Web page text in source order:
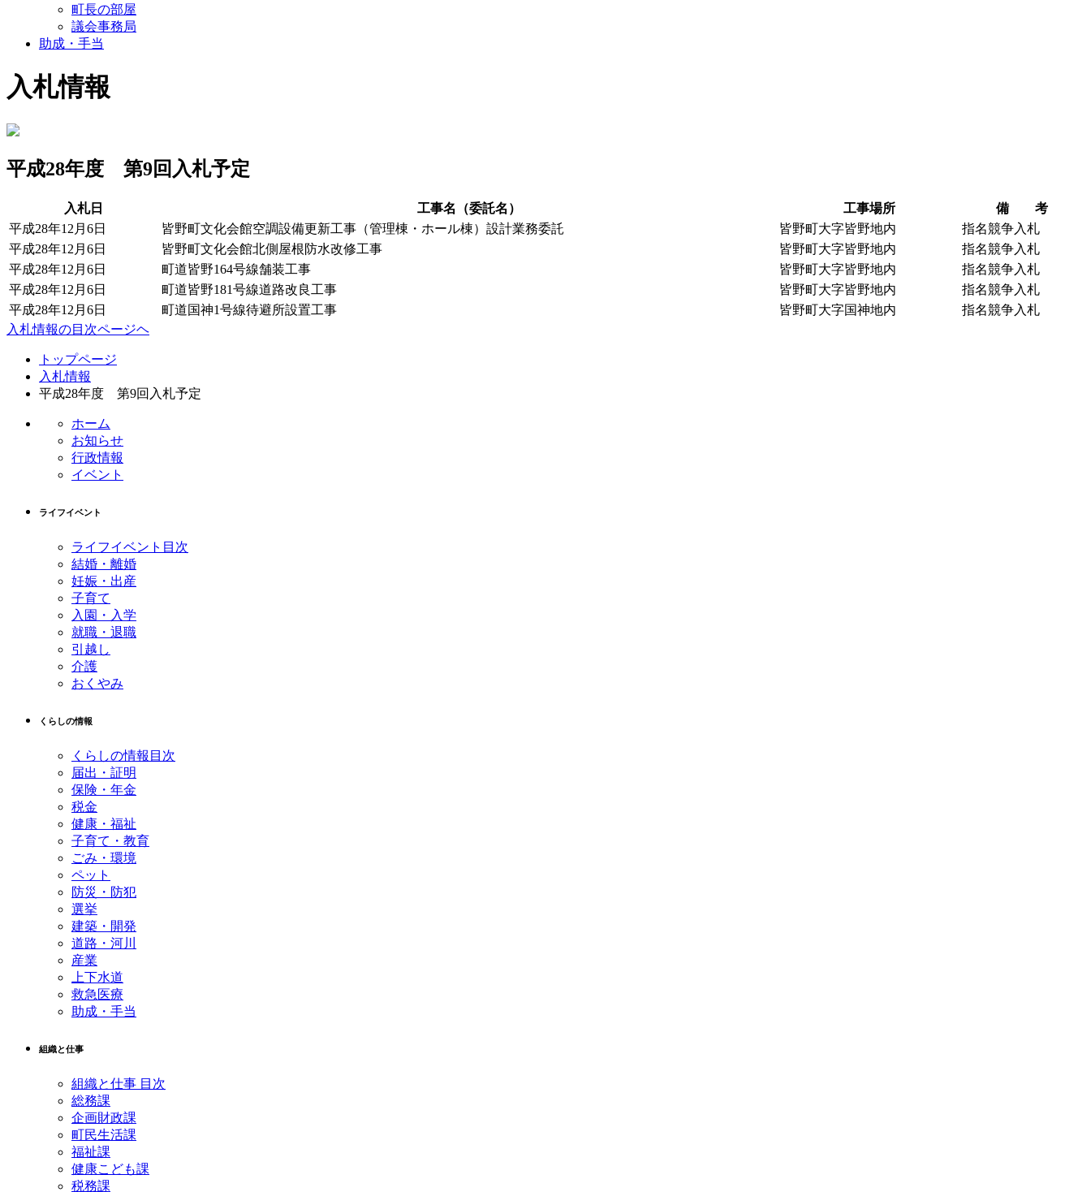
町長の部屋
議会事務局
助成・手当
入札情報
平成28年度 第9回入札予定
入札日 工事名（委託名） 工事場所
備 考
平成28年12月6日
皆野町文化会館空調設備更新工事（管理棟・ホール棟）設計業務委託 皆野町大字皆野地内
指名競争入札
平成28年12月6日
皆野町文化会館北側屋根防水改修工事 皆野町大字皆野地内
指名競争入札
平成28年12月6日
町道皆野164号線舗装工事 皆野町大字皆野地内
指名競争入札
平成28年12月6日
町道皆野181号線道路改良工事 皆野町大字皆野地内
指名競争入札
平成28年12月6日
町道国神1号線待避所設置工事 皆野町大字国神地内
指名競争入札
入札情報の目次ページヘ
トップページ
入札情報
平成28年度 第9回入札予定
ホーム
お知らせ
行政情報
イベント
ライフイベント
ライフイベント目次
結婚・離婚
妊娠・出産
子育て
入園・入学
就職・退職
引越し
介護
おくやみ
くらしの情報
くらしの情報目次
届出・証明
保険・年金
税金
健康・福祉
子育て・教育
ごみ・環境
ペット
防災・防犯
選挙
建築・開発
道路・河川
産業
上下水道
救急医療
助成・手当
組織と仕事
組織と仕事 目次
総務課
企画財政課
町民生活課
福祉課
健康こども課
税務課